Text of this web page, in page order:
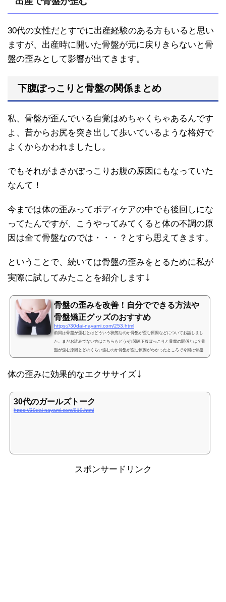
30代の女性だとすでに出産経験のある方もいると思い
ますが、出産時に開いた骨盤が元に戻りきらないと骨
盤の歪みとして影響が出てきます。
下腹ぽっこりと骨盤の関係まとめ
私、骨盤が歪んでいる自覚はめちゃくちゃあるんです
よ、昔からお尻を突き出して歩いているような格好で
よくからかわれましたし。
でもそれがまさかぽっこりお腹の原因にもなっていた
なんて！
今までは体の歪みってボディケアの中でも後回しにな
ってたんですが、こうやってみてくると体の不調の原
因は全て骨盤なのでは・・・？とすら思えてきます。
ということで、続いては骨盤の歪みをとるために私が
実際に試してみたことを紹介します ↓
骨盤の歪みを改善！自分でできる方法や
骨盤矯正グッズのおすすめ
https://30dai-nayami.com/253.html
前回は骨盤が歪むとはどういう状態なのか骨盤が歪む原因などについてお話しまし
た。まだお読みでない方はこちらもどうぞ↓関連下腹ぽっこりと骨盤の関係とは？骨
盤が歪む原因とどのくらい歪むのか骨盤が歪む原因がわかったところで今回は骨盤
の歪みを治す方法や自分でできる効果的な対策、骨盤矯正に使えるおすすめグッズ
治療したいといとなると一番効果が期待できるのはやっぱり整体に通うことです。
体の歪みに効果的なエクササイズ↓
30代のガールズトーク
https://30dai-nayami.com/910.html
スポンサードリンク